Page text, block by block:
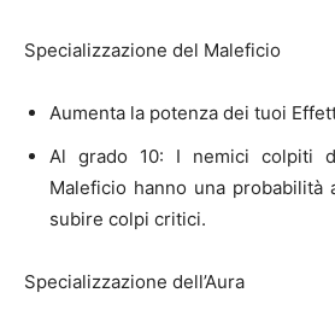
Specializzazione del Maleficio
Aumenta la potenza dei tuoi
Al grado 10: I nemici colpiti
Maleficio hanno una probabilità
subire colpi critici.
Specializzazione dell’Aura